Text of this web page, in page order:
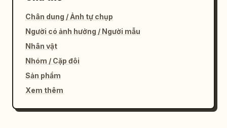
Chân dung / Ảnh tự chụp
Người có ảnh hưởng / Người mẫu
Nhân vật
Nhóm / Cặp đôi
Sản phẩm
Xem thêm